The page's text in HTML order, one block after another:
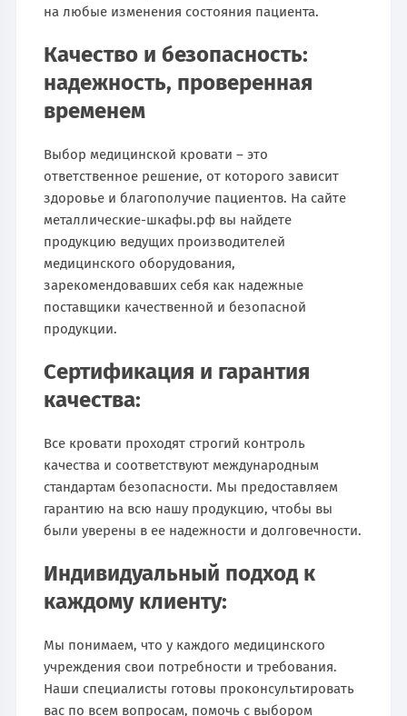
на любые изменения состояния пациента.
Качество и безопасность:
надежность, проверенная
временем
Выбор медицинской кровати – это
ответственное решение, от которого зависит
здоровье и благополучие пациентов. На сайте
металлические-шкафы.рф вы найдете
продукцию ведущих производителей
медицинского оборудования,
зарекомендовавших себя как надежные
поставщики качественной и безопасной
продукции.
Сертификация и гарантия
качества:
Все кровати проходят строгий контроль
качества и соответствуют международным
стандартам безопасности. Мы предоставляем
гарантию на всю нашу продукцию, чтобы вы
были уверены в ее надежности и долговечности.
Индивидуальный подход к
каждому клиенту:
Мы понимаем, что у каждого медицинского
учреждения свои потребности и требования.
Наши специалисты готовы проконсультировать
вас по всем вопросам, помочь с выбором